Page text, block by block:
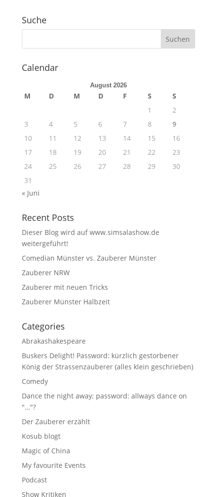
Suche
Calendar
August 2026
M D M D F S
S
1
2
3
4 5 6 7 8
9
10
11 12 13 14 15
16
17
18 19 20 21 22
23
24
25 26 27 28 29
30
31
« Juni
Recent Posts
Dieser Blog wird auf www.simsalashow.de
weitergeführt!
Comedian Münster vs. Zauberer Münster
Zauberer NRW
Zauberer mit neuen Tricks
Zauberer Münster Halbzeit
Categories
Abrakashakespeare
Buskers Delight! Password: kürzlich gestorbener
König der Strassenzauberer (alles klein geschrieben)
Comedy
Dance the night away; password: allways dance on
"…"?
Der Zauberer erzählt
Kosub blogt
Magic of China
My favourite Events
Podcast
Show Kritiken